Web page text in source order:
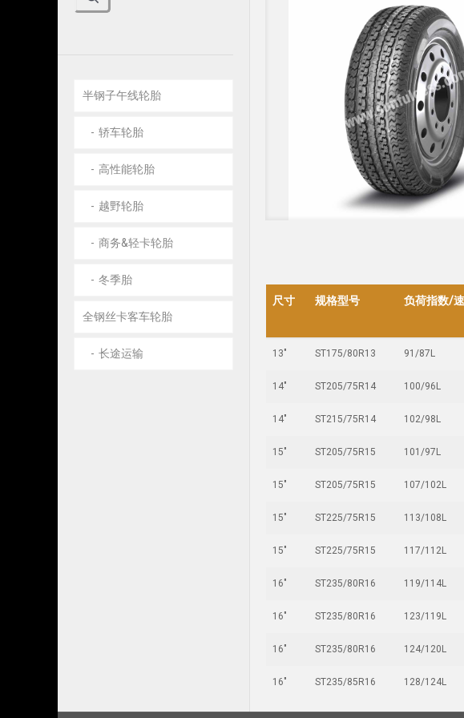
尺寸 规格型号 负荷指数/
13" ST175/80R13 91/87L
14" ST205/75R14 100/96L
14" ST215/75R14 102/98L
15" ST205/75R15 101/97L
15" ST205/75R15 107/102L
15" ST225/75R15 113/108L
15" ST225/75R15 117/112L
16" ST235/80R16 119/114L
16" ST235/80R16 123/119L
16" ST235/80R16 124/120L
16" ST235/85R16 128/124L
半钢子午线轮胎
轿车轮胎
高性能轮胎
越野轮胎
商务&轻卡轮胎
冬季胎
全钢丝卡客车轮胎
长途运输